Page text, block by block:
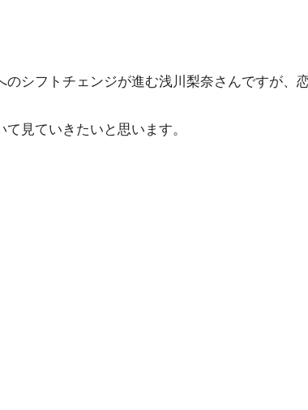
シフトチェンジが進む浅川梨奈さんですが、
て見ていきたいと思います。